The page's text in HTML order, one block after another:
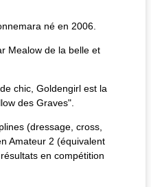
né en 2006.
Mealow de la belle et
chic, Goldengirl est la
des Graves".
(dressage, cross,
Amateur 2 (équivalent
en compétition